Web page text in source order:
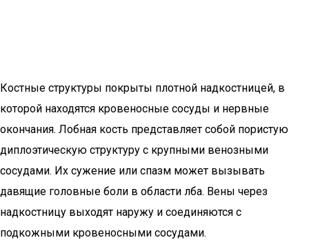
Костные структуры покрыты плотной надкостницей, в
которой находятся кровеносные сосуды и нервные
окончания. Лобная кость представляет собой пористую
диплоэтическую структуру с крупными венозными
сосудами. Их сужение или спазм может вызывать
давящие головные боли в области лба. Вены через
надкостницу выходят наружу и соединяются с
подкожными кровеносными сосудами.